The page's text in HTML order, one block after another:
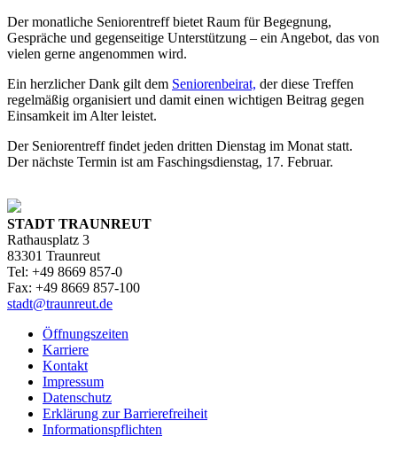
Der monatliche Seniorentreff bietet Raum für Begegnung,
Gespräche und gegenseitige Unterstützung – ein Angebot, das von
vielen gerne angenommen wird.
Ein herzlicher Dank gilt dem Seniorenbeirat, der diese Treffen
regelmäßig organisiert und damit einen wichtigen Beitrag gegen
Einsamkeit im Alter leistet.
Der Seniorentreff findet jeden dritten Dienstag im Monat statt.
Der nächste Termin ist am Faschingsdienstag, 17. Februar.
STADT TRAUNREUT
Rathausplatz 3
83301 Traunreut
Tel: +49 8669 857-0
Fax: +49 8669 857-100
stadt@traunreut.de
Öffnungszeiten
Karriere
Kontakt
Impressum
Datenschutz
Erklärung zur Barrierefreiheit
Informationspflichten